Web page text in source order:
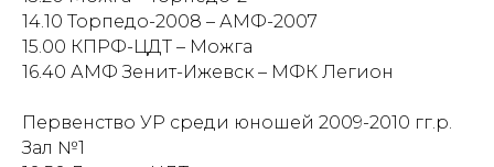
14.10 Торпедо-2008 – АМФ-2007
15.00 КПРФ-ЦДТ – Можга
16.40 АМФ Зенит-Ижевск – МФК Легион
Первенство УР среди юношей 2009-2010 гг.р.
Зал №1